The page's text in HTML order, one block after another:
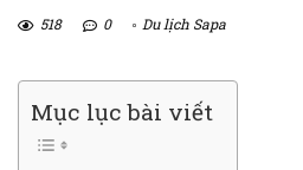
518 0 Du lịch Sapa
Mục lục bài viết